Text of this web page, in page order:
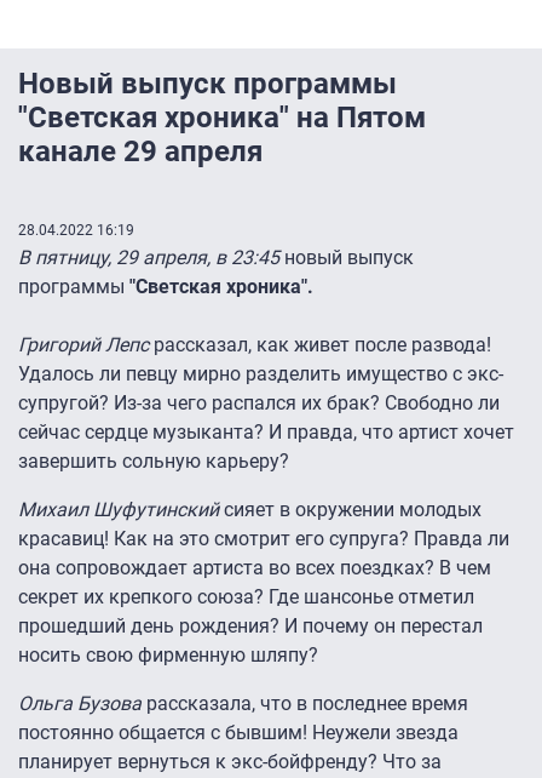
Новый выпуск программы
"Светская хроника" на Пятом
канале 29 апреля
28.04.2022 16:19
В пятницу, 29 апреля, в 23:45новый выпуск
программы "Светская хроника".
Григорий Лепсрассказал, как живет после развода!
Удалось ли певцу мирно разделить имущество с экс-
супругой? Из-за чего распался их брак? Свободно ли
сейчас сердце музыканта? И правда, что артист хочет
завершить сольную карьеру?
Михаил Шуфутинскийсияет в окружении молодых
красавиц! Как на это смотрит его супруга? Правда ли
она сопровождает артиста во всех поездках? В чем
секрет их крепкого союза? Где шансонье отметил
прошедший день рождения? И почему он перестал
носить свою фирменную шляпу?
Ольга Бузова рассказала, что в последнее время
постоянно общается с бывшим! Неужели звезда
планирует вернуться к экс-бойфренду? Что за